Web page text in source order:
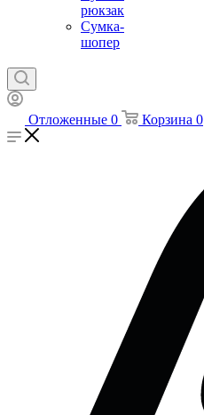
рюкзак
Сумка-
шопер
Отложенные 0 Корзина 0